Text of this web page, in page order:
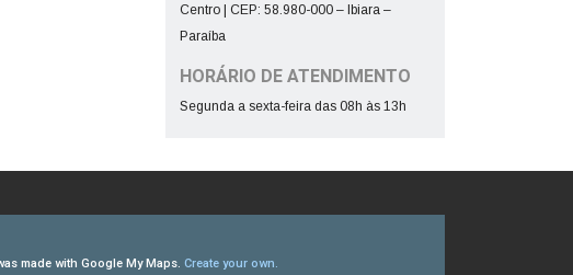
Centro | CEP: 58.980-000 – Ibiara –
Paraíba
HORÁRIO DE ATENDIMENTO
Segunda a sexta-feira das 08h às 13h